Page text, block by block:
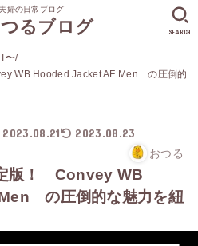
婦の日常ブログ
るブログ SEARCH
〜
WB Hooded Jacket AF Men の圧倒的
2023.08.21 2023.08.23
おつる
版！ Convey WB
の圧倒的な魅力を紐